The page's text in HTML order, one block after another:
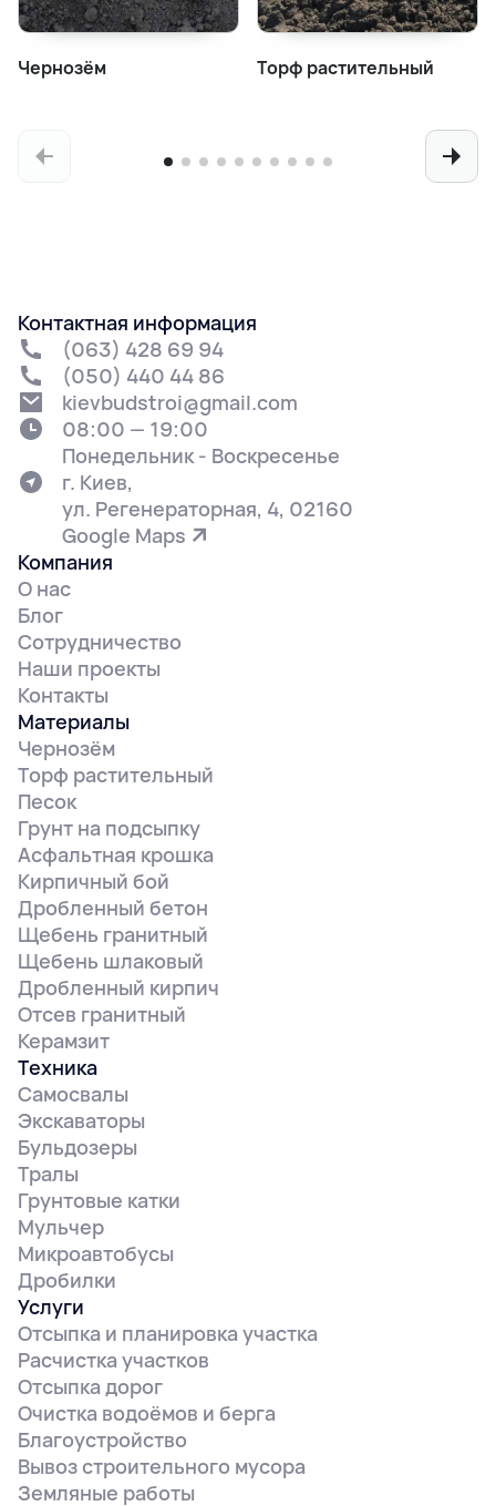
Чернозём Торф растительный
Компания
О нас
Блог
Сотрудничество
Наши проекты
Контакты
Контактная информация
(063) 428 69 94
(050) 440 44 86
kievbudstroi@gmail.com
08:00 — 19:00
Понедельник - Воскресенье
г. Киев,
ул. Регенераторная, 4, 02160
Google Maps
Материалы
Чернозём
Торф растительный
Песок
Грунт на подсыпку
Асфальтная крошка
Кирпичный бой
Дробленный бетон
Щебень гранитный
Щебень шлаковый
Дробленный кирпич
Отсев гранитный
Керамзит
Техника
Самосвалы
Экскаваторы
Бульдозеры
Тралы
Грунтовые катки
Мульчер
Микроавтобусы
Дробилки
Услуги
Отсыпка и планировка участка
Расчистка участков
Отсыпка дорог
Очистка водоёмов и берга
Благоустройство
Вывоз строительного мусора
Земляные работы